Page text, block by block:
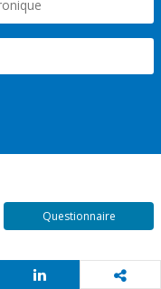
Questionnaire